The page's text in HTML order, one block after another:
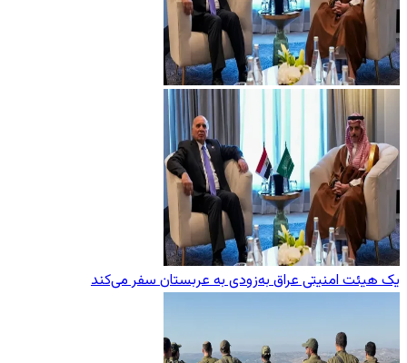
یک هیئت امنیتی عراق به‌زودی به عربستان سفر می‌کند